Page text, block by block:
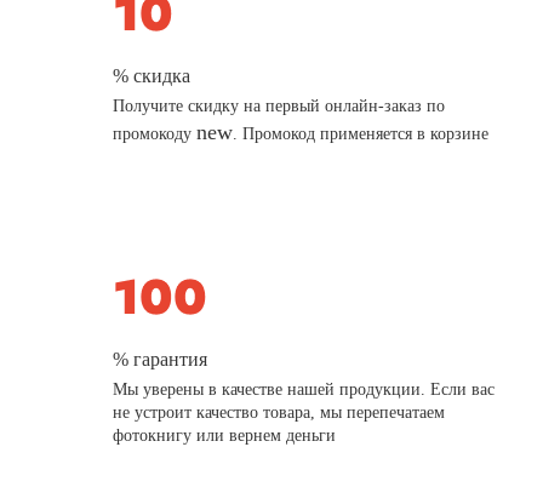
% скидка
Получите скидку на первый онлайн-заказ по
промокодуnew. Промокод применяется в корзине
% гарантия
Мы уверены в качестве нашей продукции. Если вас
не устроит качество товара, мы перепечатаем
фотокнигу или вернем деньги